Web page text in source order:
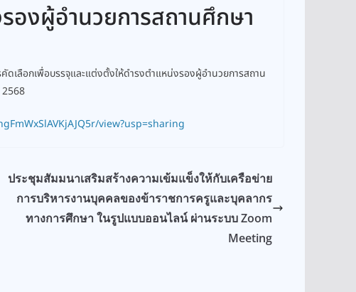
องผู้อำนวยการสถานศึกษา
เลือกเพื่อบรรจุและแต่งตั้งให้ดำรงตำแหน่งรองผู้อำนวยการสถาน
view?usp=sharing
ประชุมสัมมนาเสริมสร้างความเข้มแข็งให้กับเครือข่าย
การบริหารงานบุคคลของข้าราชการครูและบุคลากร
ทางการศึกษา ในรูปแบบออนไลน์ ผ่านระบบ Zoom
Meeting